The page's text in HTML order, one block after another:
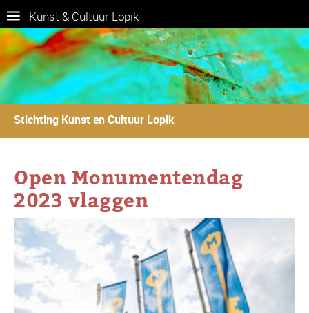
Kunst & Cultuur Lopik
Stichting Kunst en Cultuur Lopik
Open Monumentendag
2023 vlaggen